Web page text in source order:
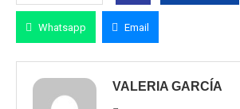
Whatsapp Email
VALERIA GARCÍA